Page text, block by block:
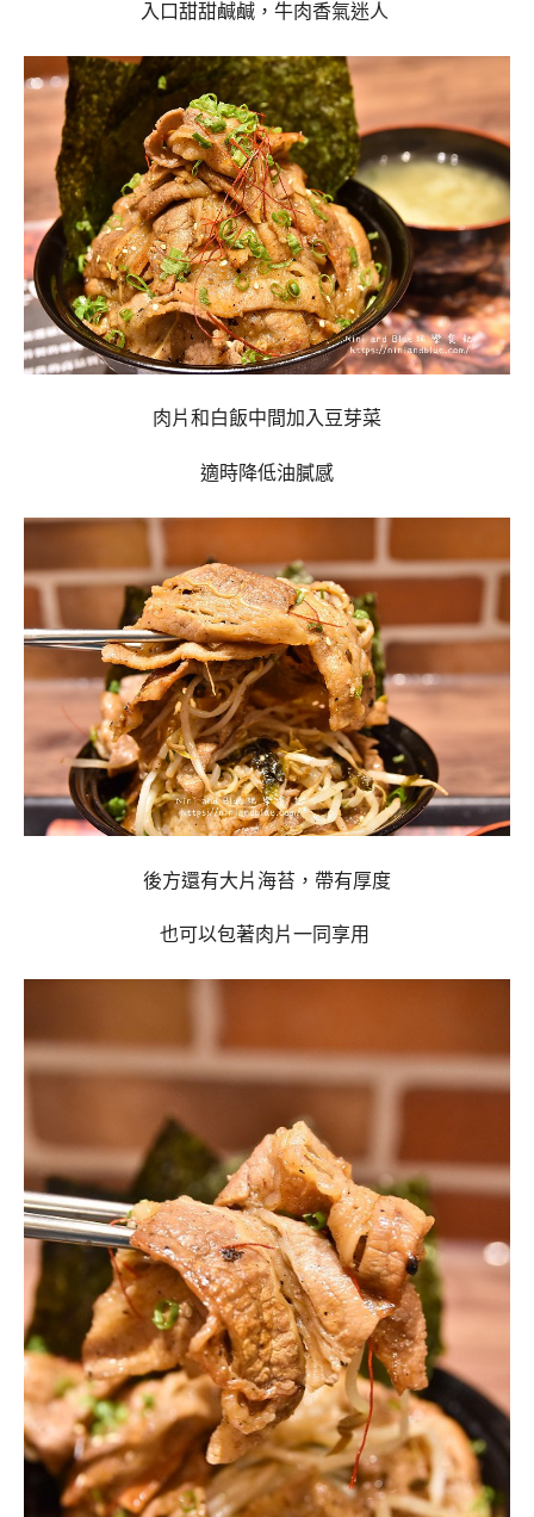
入口甜甜鹹鹹，牛肉香氣迷人
肉片和白飯中間加入豆芽菜
適時降低油膩感
後方還有大片海苔，帶有厚度
也可以包著肉片一同享用